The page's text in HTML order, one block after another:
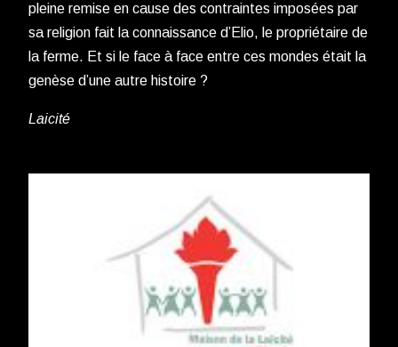
pleine remise en cause des contraintes imposées par
sa religion fait la connaissance d’Elio, le propriétaire de
la ferme. Et si le face à face entre ces mondes était la
genèse d’une autre histoire ?
Laicité